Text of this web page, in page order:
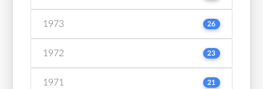
1973 26
1972 23
1971 21